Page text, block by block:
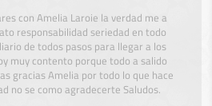
con Amelia Laroie la verdad me a
responsabilidad seriedad en todo
de todos pasos para llegar a los
muy contento porque todo a salido
gracias Amelia por todo lo que hace
no se como agradecerte Saludos.